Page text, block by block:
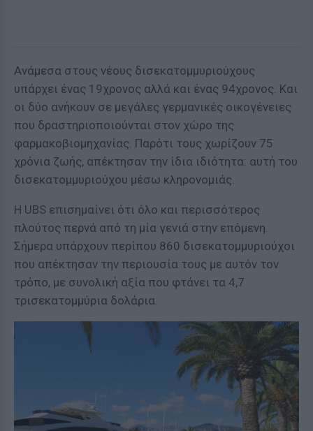
Ανάμεσα στους νέους δισεκατομμυριούχους
υπάρχει ένας 19χρονος αλλά και ένας 94χρονος. Και
οι δύο ανήκουν σε μεγάλες γερμανικές οικογένειες
που δραστηριοποιούνται στον χώρο της
φαρμακοβιομηχανίας. Παρότι τους χωρίζουν 75
χρόνια ζωής, απέκτησαν την ίδια ιδιότητα: αυτή του
δισεκατομμυριούχου μέσω κληρονομιάς.
Η UBS επισημαίνει ότι όλο και περισσότερος
πλούτος περνά από τη μία γενιά στην επόμενη.
Σήμερα υπάρχουν περίπου 860 δισεκατομμυριούχοι
που απέκτησαν την περιουσία τους με αυτόν τον
τρόπο, με συνολική αξία που φτάνει τα 4,7
τρισεκατομμύρια δολάρια.